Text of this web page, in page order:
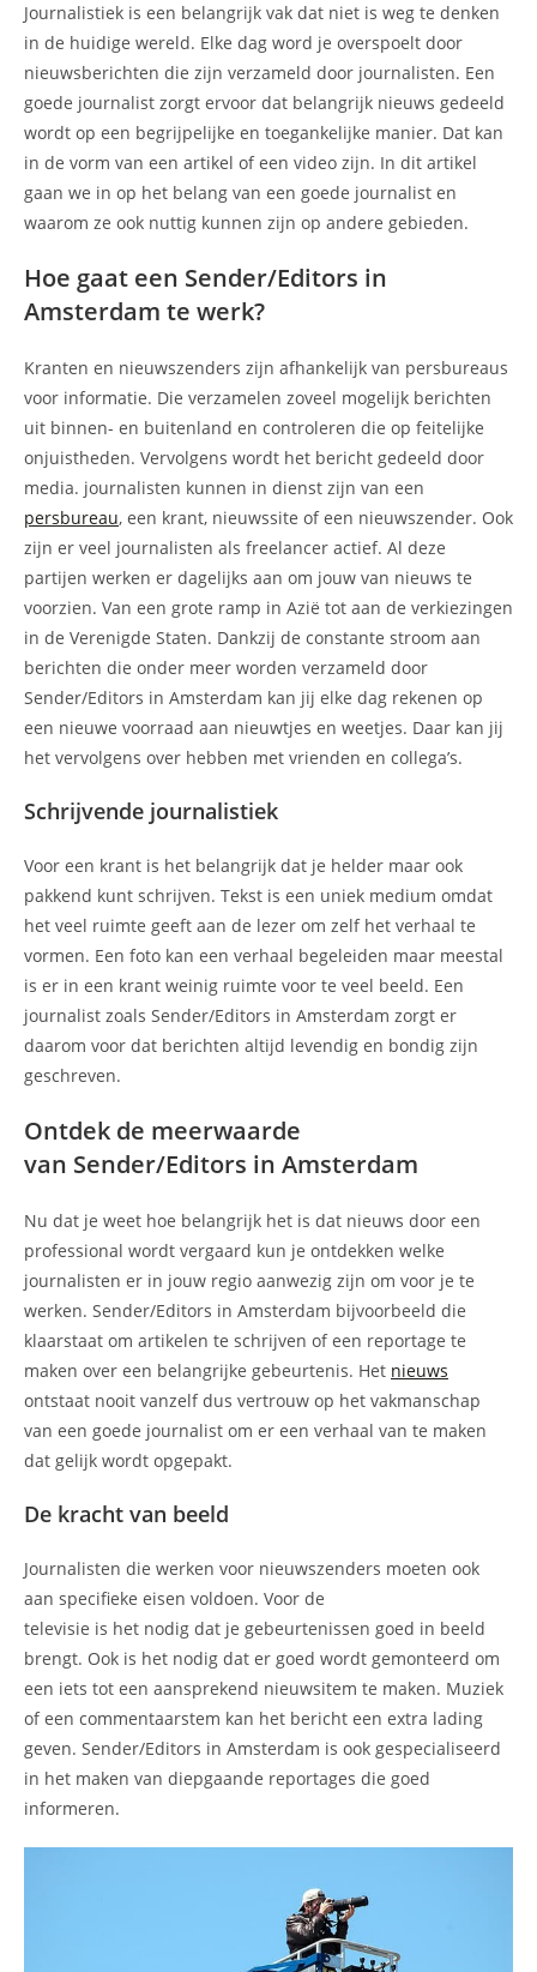
Journalistiek is een belangrijk vak dat niet is weg te denken
in de huidige wereld. Elke dag word je overspoelt door
nieuwsberichten die zijn verzameld door journalisten. Een
goede journalist zorgt ervoor dat belangrijk nieuws gedeeld
wordt op een begrijpelijke en toegankelijke manier. Dat kan
in de vorm van een artikel of een video zijn. In dit artikel
gaan we in op het belang van een goede journalist en
waarom ze ook nuttig kunnen zijn op andere gebieden.
Hoe gaat een Sender/Editors in
Amsterdam te werk?
Kranten en nieuwszenders zijn afhankelijk van persbureaus
voor informatie. Die verzamelen zoveel mogelijk berichten
uit binnen- en buitenland en controleren die op feitelijke
onjuistheden. Vervolgens wordt het bericht gedeeld door
media. journalisten kunnen in dienst zijn van een
persbureau, een krant, nieuwssite of een nieuwszender. Ook
zijn er veel journalisten als freelancer actief. Al deze
partijen werken er dagelijks aan om jouw van nieuws te
voorzien. Van een grote ramp in Azië tot aan de verkiezingen
in de Verenigde Staten. Dankzij de constante stroom aan
berichten die onder meer worden verzameld door
Sender/Editors in Amsterdam kan jij elke dag rekenen op
een nieuwe voorraad aan nieuwtjes en weetjes. Daar kan jij
het vervolgens over hebben met vrienden en collega’s.
Schrijvende journalistiek
Voor een krant is het belangrijk dat je helder maar ook
pakkend kunt schrijven. Tekst is een uniek medium omdat
het veel ruimte geeft aan de lezer om zelf het verhaal te
vormen. Een foto kan een verhaal begeleiden maar meestal
is er in een krant weinig ruimte voor te veel beeld. Een
journalist zoals Sender/Editors in Amsterdam zorgt er
daarom voor dat berichten altijd levendig en bondig zijn
geschreven.
Ontdek de meerwaarde
van Sender/Editors in Amsterdam
Nu dat je weet hoe belangrijk het is dat nieuws door een
professional wordt vergaard kun je ontdekken welke
journalisten er in jouw regio aanwezig zijn om voor je te
werken. Sender/Editors in Amsterdam bijvoorbeeld die
klaarstaat om artikelen te schrijven of een reportage te
maken over een belangrijke gebeurtenis. Het nieuws
ontstaat nooit vanzelf dus vertrouw op het vakmanschap
van een goede journalist om er een verhaal van te maken
dat gelijk wordt opgepakt.
De kracht van beeld
Journalisten die werken voor nieuwszenders moeten ook
aan specifieke eisen voldoen. Voor de
televisie is het nodig dat je gebeurtenissen goed in beeld
brengt. Ook is het nodig dat er goed wordt gemonteerd om
een iets tot een aansprekend nieuwsitem te maken. Muziek
of een commentaarstem kan het bericht een extra lading
geven. Sender/Editors in Amsterdam is ook gespecialiseerd
in het maken van diepgaande reportages die goed
informeren.